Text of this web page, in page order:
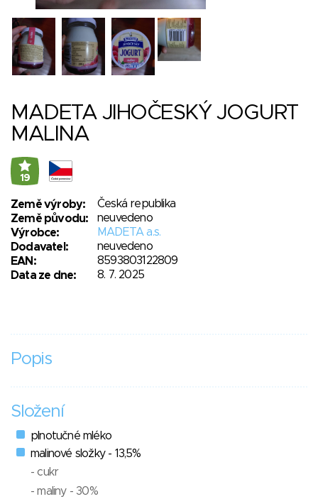
MADETA JIHOČESKÝ JOGURT
MALINA
19
Země výroby:
Česká republika
Země původu:
neuvedeno
Výrobce:
MADETA a.s.
Dodavatel:
neuvedeno
EAN:
8593803122809
Data ze dne:
8. 7. 2025
Popis
Složení
plnotučné mléko
malinové složky - 13,5%
- cukr
- maliny - 30%